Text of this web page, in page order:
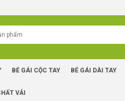
BÉ GÁI CỘC TAY BÉ GÁI DÀI TAY
VẢI